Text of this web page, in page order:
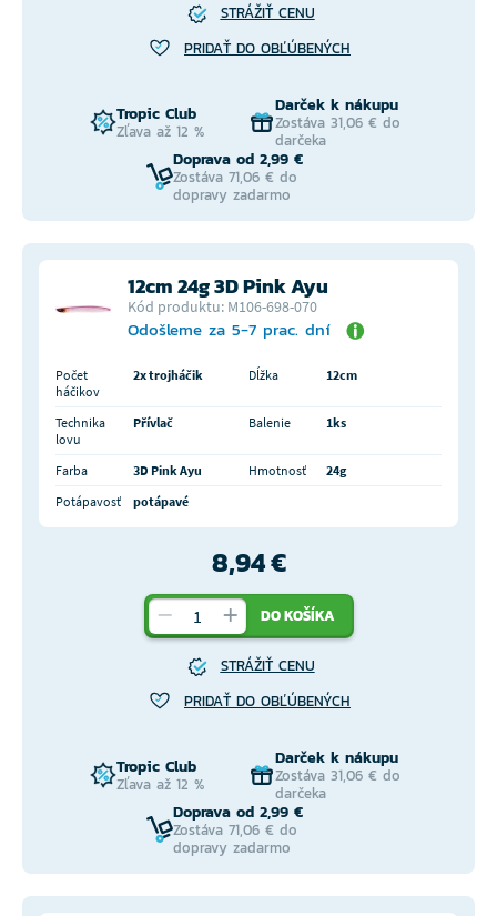
STRÁŽIŤ CENU
PRIDAŤ DO OBĽÚBENÝCH
Tropic Club
Zľava až 12 %
Darček k nákupu
Zostáva 31,06 € do
darčeka
Doprava od 2,99 €
Zostáva 71,06 € do
dopravy zadarmo
12cm 24g 3D Pink Ayu
Kód produktu: M106-698-070
Odošleme za 5-7 prac. dní
Počet
háčikov
2x trojháčik Dĺžka 12cm
Technika
lovu
Přívlač Balenie 1ks
Farba 3D Pink Ayu Hmotnosť
24g
Potápavosť
potápavé
8,94 €
DO KOŠÍKA
STRÁŽIŤ CENU
PRIDAŤ DO OBĽÚBENÝCH
Tropic Club
Zľava až 12 %
Darček k nákupu
Zostáva 31,06 € do
darčeka
Doprava od 2,99 €
Zostáva 71,06 € do
dopravy zadarmo